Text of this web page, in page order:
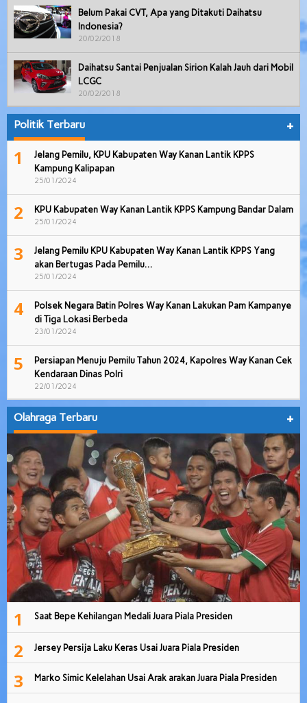
Belum Pakai CVT, Apa yang Ditakuti Daihatsu
Indonesia?
20/02/2018
Daihatsu Santai Penjualan Sirion Kalah Jauh dari Mobil
LCGC
20/02/2018
Politik Terbaru +
1
Jelang Pemilu, KPU Kabupaten Way Kanan Lantik KPPS
Kampung Kalipapan
25/01/2024
2 KPU Kabupaten Way Kanan Lantik KPPS Kampung Bandar Dalam
25/01/2024
3
Jelang Pemilu KPU Kabupaten Way Kanan Lantik KPPS Yang
akan Bertugas Pada Pemilu…
25/01/2024
4
Polsek Negara Batin Polres Way Kanan Lakukan Pam Kampanye
di Tiga Lokasi Berbeda
23/01/2024
5
Persiapan Menuju Pemilu Tahun 2024, Kapolres Way Kanan Cek
Kendaraan Dinas Polri
22/01/2024
Olahraga Terbaru +
1 Saat Bepe Kehilangan Medali Juara Piala Presiden
2 Jersey Persija Laku Keras Usai Juara Piala Presiden
3 Marko Simic Kelelahan Usai Arak arakan Juara Piala Presiden